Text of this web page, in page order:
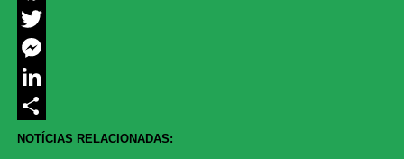
Facebook
Twitter
Messenger
LinkedIn
Share
NOTÍCIAS RELACIONADAS: